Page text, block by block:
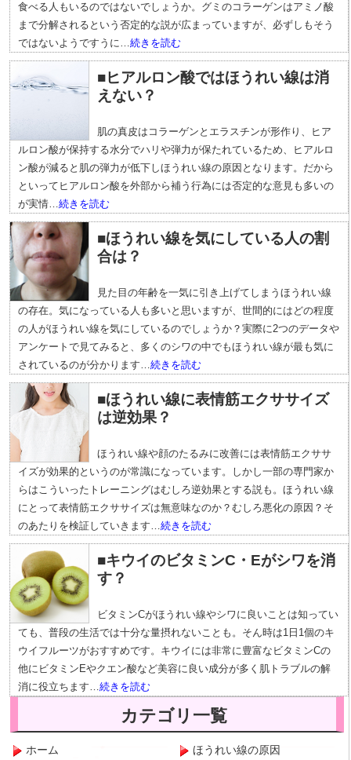
食べる人もいるのではないでしょうか。グミのコラーゲンはアミノ酸
まで分解されるという否定的な説が広まっていますが、必ずしもそう
ではないようですうに…続きを読む
■ヒアルロン酸ではほうれい線は消
えない？
肌の真皮はコラーゲンとエラスチンが形作り、ヒア
ルロン酸が保持する水分でハリや弾力が保たれているため、ヒアルロ
ン酸が減ると肌の弾力が低下しほうれい線の原因となります。だから
といってヒアルロン酸を外部から補う行為には否定的な意見も多いの
が実情…続きを読む
■ほうれい線を気にしている人の割
合は？
見た目の年齢を一気に引き上げてしまうほうれい線
の存在。気になっている人も多いと思いますが、世間的にはどの程度
の人がほうれい線を気にしているのでしょうか？実際に2つのデータや
アンケートで見てみると、多くのシワの中でもほうれい線が最も気に
されているのが分かります…続きを読む
■ほうれい線に表情筋エクササイズ
は逆効果？
ほうれい線や顔のたるみに改善には表情筋エクササ
イズが効果的というのが常識になっています。しかし一部の専門家か
らはこういったトレーニングはむしろ逆効果とする説も。ほうれい線
にとって表情筋エクササイズは無意味なのか？むしろ悪化の原因？そ
のあたりを検証していきます…続きを読む
■キウイのビタミンC・Eがシワを消
す？
ビタミンCがほうれい線やシワに良いことは知ってい
ても、普段の生活では十分な量摂れないことも。そん時は1日1個のキ
ウイフルーツがおすすめです。キウイには非常に豊富なビタミンCの
他にビタミンEやクエン酸など美容に良い成分が多く肌トラブルの解
消に役立ちます…続きを読む
カテゴリ一覧
ホーム ほうれい線の原因